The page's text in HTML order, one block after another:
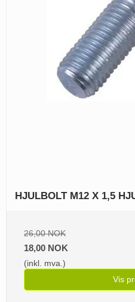
HJULBOLT M12 X 1,5
26,00 NOK
18,00 NOK
(inkl. mva.)
Vis